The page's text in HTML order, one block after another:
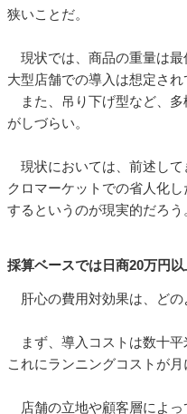
狭いことだ。
現状では、商品の重量は最
大型店舗での導入は想定され
また、吊り下げ型など、多
がしづらい。
現状においては、前述して
クロマーケットでの省人化
するというのが現実的だろう
採算ベースでは日商20万円
肝心の費用対効果は、どの
まず、導入コストは数十平
これにランニングコストが月
店舗の立地や顧客層によっ